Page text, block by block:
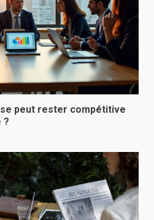
peut rester compétitive
?